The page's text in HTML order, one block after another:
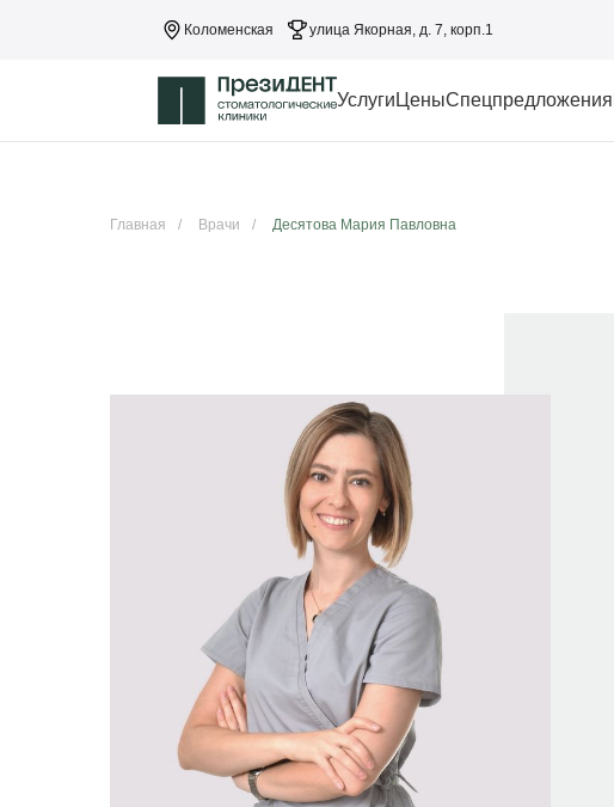
Коломенская улица Якорная, д. 7, корп.1
Услуги ЦеныСпецпредложения
Главная / Врачи / Десятова Мария Павловна